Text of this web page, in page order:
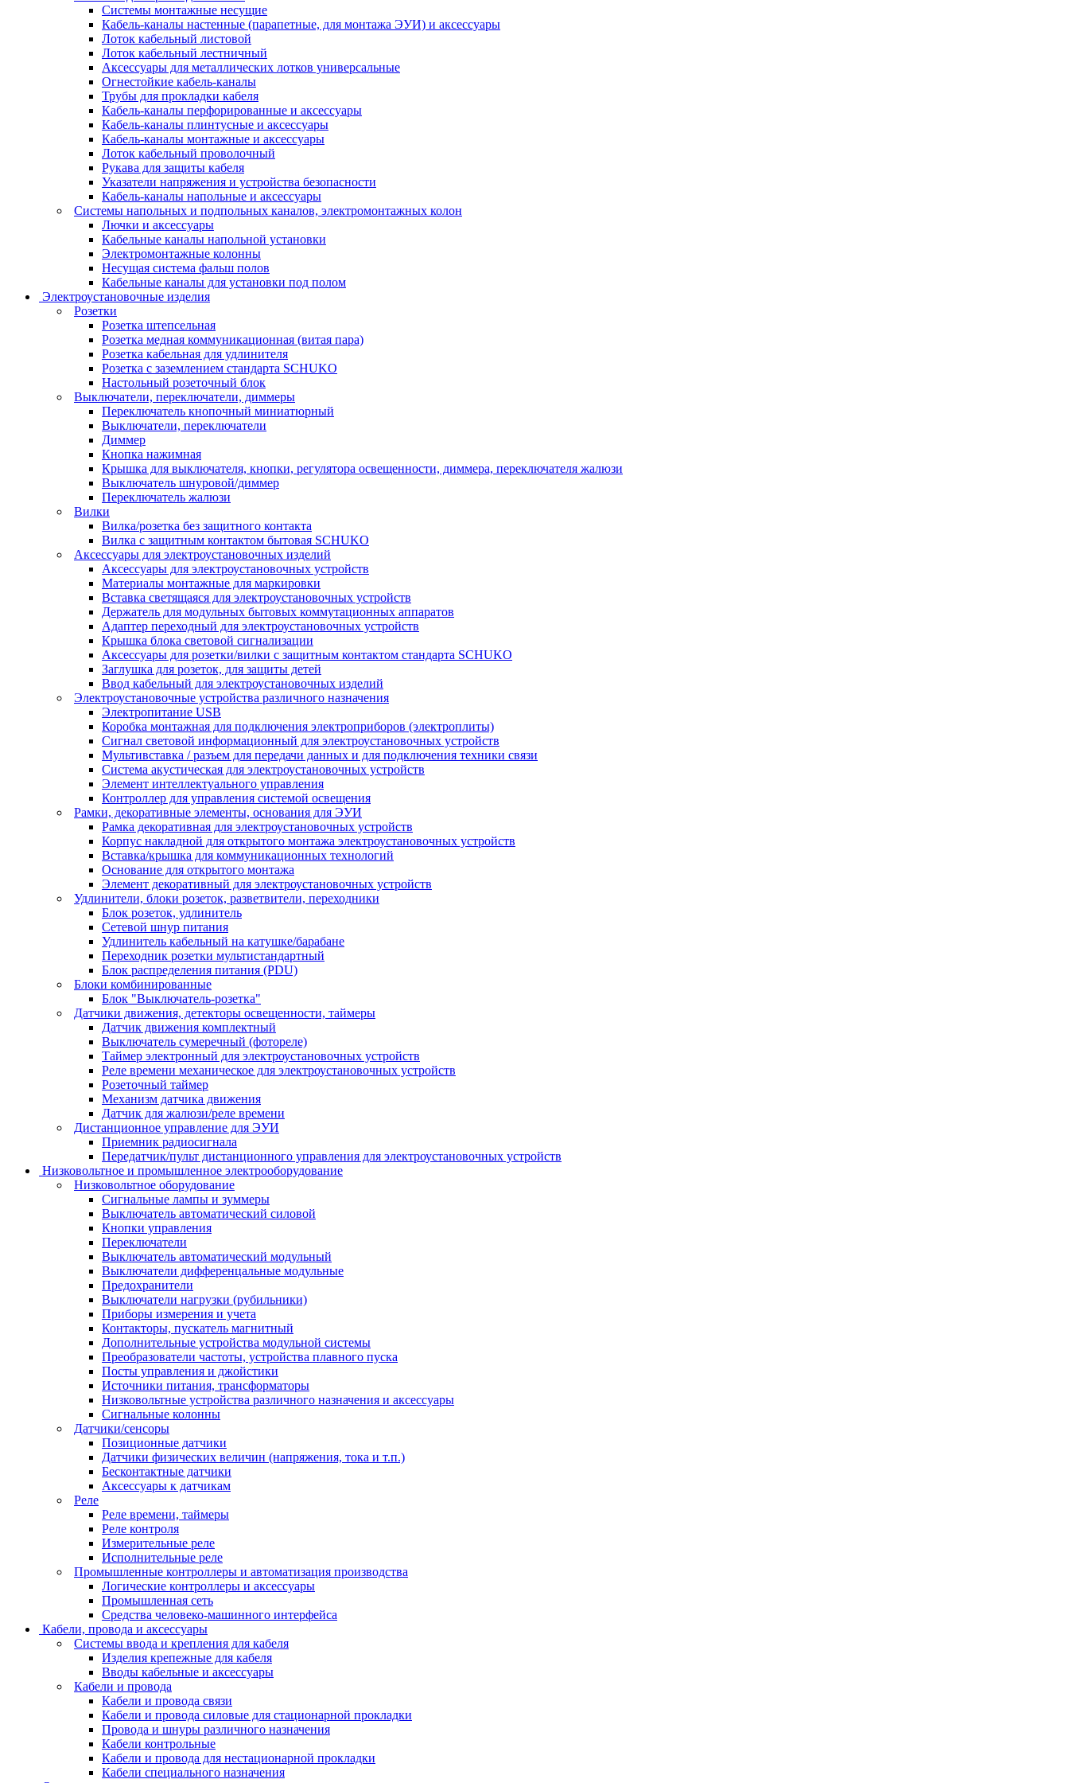
Системы монтажные несущие
Кабель-каналы настенные (парапетные, для монтажа ЭУИ) и аксессуары
Лоток кабельный листовой
Лоток кабельный лестничный
Аксессуары для металлических лотков универсальные
Огнестойкие кабель-каналы
Трубы для прокладки кабеля
Кабель-каналы перфорированные и аксессуары
Кабель-каналы плинтусные и аксессуары
Кабель-каналы монтажные и аксессуары
Лоток кабельный проволочный
Рукава для защиты кабеля
Указатели напряжения и устройства безопасности
Кабель-каналы напольные и аксессуары
Системы напольных и подпольных каналов, электромонтажных колон
Лючки и аксессуары
Кабельные каналы напольной установки
Электромонтажные колонны
Несущая система фальш полов
Кабельные каналы для установки под полом
Электроустановочные изделия
Розетки
Розетка штепсельная
Розетка медная коммуникационная (витая пара)
Розетка кабельная для удлинителя
Розетка с заземлением стандарта SCHUKO
Настольный розеточный блок
Выключатели, переключатели, диммеры
Переключатель кнопочный миниатюрный
Выключатели, переключатели
Диммер
Кнопка нажимная
Крышка для выключателя, кнопки, регулятора освещенности, диммера, переключателя жалюзи
Выключатель шнуровой/диммер
Переключатель жалюзи
Вилки
Вилка/розетка без защитного контакта
Вилка с защитным контактом бытовая SCHUKO
Аксессуары для электроустановочных изделий
Аксессуары для электроустановочных устройств
Материалы монтажные для маркировки
Вставка светящаяся для электроустановочных устройств
Держатель для модульных бытовых коммутационных аппаратов
Адаптер переходный для электроустановочных устройств
Крышка блока световой сигнализации
Аксессуары для розетки/вилки с защитным контактом стандарта SCHUKO
Заглушка для розеток, для защиты детей
Ввод кабельный для электроустановочных изделий
Электроустановочные устройства различного назначения
Электропитание USB
Коробка монтажная для подключения электроприборов (электроплиты)
Сигнал световой информационный для электроустановочных устройств
Мультивставка / разъем для передачи данных и для подключения техники связи
Система акустическая для электроустановочных устройств
Элемент интеллектуального управления
Контроллер для управления системой освещения
Рамки, декоративные элементы, основания для ЭУИ
Рамка декоративная для электроустановочных устройств
Корпус накладной для открытого монтажа электроустановочных устройств
Вставка/крышка для коммуникационных технологий
Основание для открытого монтажа
Элемент декоративный для электроустановочных устройств
Удлинители, блоки розеток, разветвители, переходники
Блок розеток, удлинитель
Сетевой шнур питания
Удлинитель кабельный на катушке/барабане
Переходник розетки мультистандартный
Блок распределения питания (PDU)
Блоки комбинированные
Блок "Выключатель-розетка"
Датчики движения, детекторы освещенности, таймеры
Датчик движения комплектный
Выключатель сумеречный (фотореле)
Таймер электронный для электроустановочных устройств
Реле времени механическое для электроустановочных устройств
Розеточный таймер
Механизм датчика движения
Датчик для жалюзи/реле времени
Дистанционное управление для ЭУИ
Приемник радиосигнала
Передатчик/пульт дистанционного управления для электроустановочных устройств
Низковольтное и промышленное электрооборудование
Низковольтное оборудование
Сигнальные лампы и зуммеры
Выключатель автоматический силовой
Кнопки управления
Переключатели
Выключатель автоматический модульный
Выключатели дифференцальные модульные
Предохранители
Выключатели нагрузки (рубильники)
Приборы измерения и учета
Контакторы, пускатель магнитный
Дополнительные устройства модульной системы
Преобразователи частоты, устройства плавного пуска
Посты управления и джойстики
Источники питания, трансформаторы
Низковольтные устройства различного назначения и аксессуары
Сигнальные колонны
Датчики/сенсоры
Позиционные датчики
Датчики физических величин (напряжения, тока и т.п.)
Бесконтактные датчики
Аксессуары к датчикам
Реле
Реле времени, таймеры
Реле контроля
Измерительные реле
Исполнительные реле
Промышленные контроллеры и автоматизация производства
Логические контроллеры и аксессуары
Промышленная сеть
Средства человеко-машинного интерфейса
Кабели, провода и аксессуары
Системы ввода и крепления для кабеля
Изделия крепежные для кабеля
Вводы кабельные и аксессуары
Кабели и провода
Кабели и провода связи
Кабели и провода силовые для стационарной прокладки
Провода и шнуры различного назначения
Кабели контрольные
Кабели и провода для нестационарной прокладки
Кабели специального назначения